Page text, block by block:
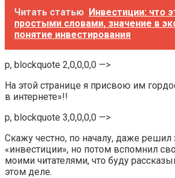
Читать статью Инвестиции: что
простыми словами, значение в
понятие инвестирования
p, blockquote 2,0,0,0,0 —>
На этой странице я присвою им
в интернете»!!
p, blockquote 3,0,0,0,0 —>
Скажу честно, по началу, даже решил
«инвестиции», но потом вспомнил
моими читателями, что буду
этом деле.